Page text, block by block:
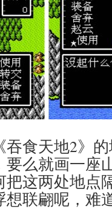
食天地2》
么就画一座
这两处地点
联翩呢，难